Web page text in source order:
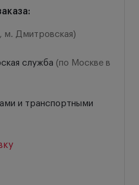
м. Дмитровская)
служба (по Москве в
и транспортными